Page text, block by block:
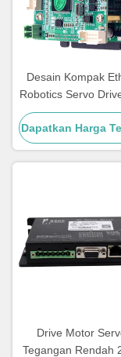
Desain Kompak
Robotics Servo
Ke DC36V
Dapatkan Harga
Drive Motor
Tegangan Rendah